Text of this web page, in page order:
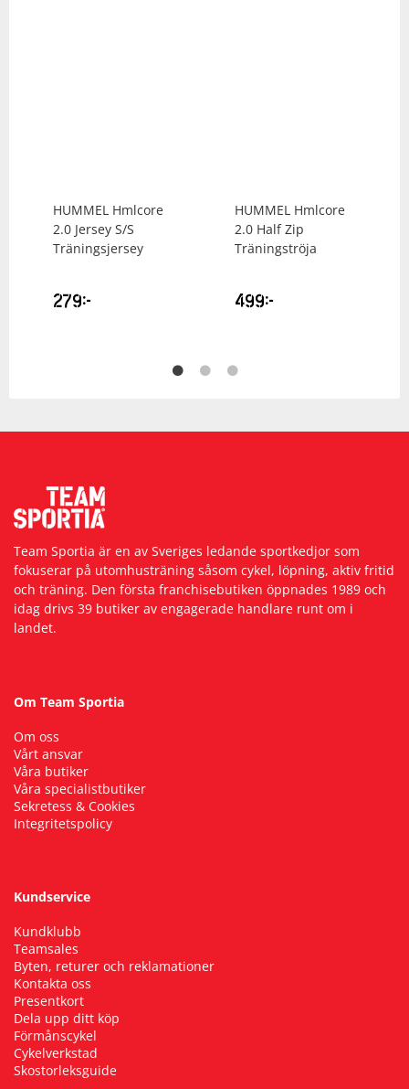
HUMMEL Hmlcore
2.0 Jersey S/S
Träningsjersey
279kr
HUMMEL Hmlcore
2.0 Half Zip
Träningströja
499kr
Team Sportia är en av Sveriges ledande sportkedjor som
fokuserar på utomhusträning såsom cykel, löpning, aktiv fritid
och träning. Den första franchisebutiken öppnades 1989 och
idag drivs 39 butiker av engagerade handlare runt om i
landet.
Om Team Sportia
Om oss
Vårt ansvar
Våra butiker
Våra specialistbutiker
Sekretess & Cookies
Integritetspolicy
Kundservice
Kundklubb
Teamsales
Byten, returer och reklamationer
Kontakta oss
Presentkort
Dela upp ditt köp
Förmånscykel
Cykelverkstad
Skostorleksguide